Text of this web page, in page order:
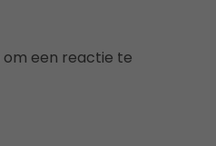
om een reactie te